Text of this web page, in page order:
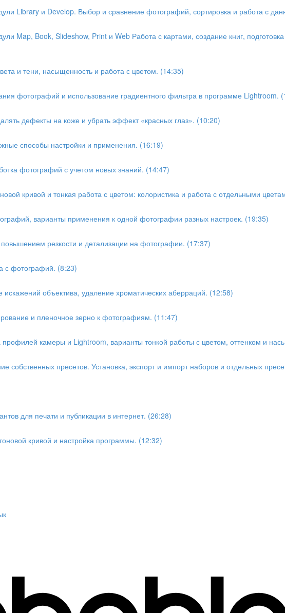
Library и Develop. Выбор и сравнение фотографий, сортировка и работа с
Map, Book, Slideshow, Print и Web Работа с картами, создание книг,
и тени, насыщенность и работа с цветом. (14:35)
фотографий и использование градиентного фильтра в программе Lightroom.
дефекты на коже и убрать эффект «красных глаз». (10:20)
способы настройки и применения. (16:19)
фотографий с учетом новых знаний. (14:47)
кривой и тонкая работа с цветом: колористика и работа с отдельными
варианты применения к одной фотографии разных настроек. (19:35)
резкости и детализации на фотографии. (17:37)
с фотографий. (8:23)
объектива, удаление хроматических аберраций. (12:58)
и пленочное зерно к фотографиям. (11:47)
камеры и Lightroom, варианты тонкой работы с цветом, оттенком и
пресетов. Установка, экспорт и импорт наборов и отдельных
для печати и публикации в интернет. (26:28)
кривой и настройка программы. (12:32)